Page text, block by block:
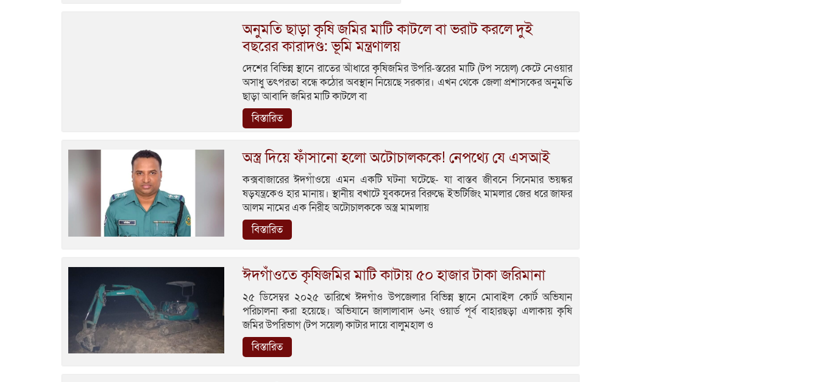
অনুমতি ছাড়া কৃষি জমির মাটি কাটলে বা ভরাট করলে দুই
বছরের কারাদণ্ড: ভূমি মন্ত্রণালয়
দেশের বিভিন্ন স্থানে রাতের আঁধারে কৃষিজমির উপরি-স্তরের মাটি (টপ সয়েল) কেটে নেওয়ার
অসাধু তৎপরতা বন্ধে কঠোর অবস্থান নিয়েছে সরকার। এখন থেকে জেলা প্রশাসকের অনুমতি
ছাড়া আবাদি জমির মাটি কাটলে বা
বিস্তারিত
অস্ত্র দিয়ে ফাঁসানো হলো অটোচালককে! নেপথ্যে যে এসআই
কক্সবাজারের ঈদগাঁওয়ে এমন একটি ঘটনা ঘটেছে- যা বাস্তব জীবনে সিনেমার ভয়ঙ্কর
ষড়যন্ত্রকেও হার মানায়। স্থানীয় বখাটে যুবকদের বিরুদ্ধে ইভটিজিং মামলার জের ধরে জাফর
আলম নামের এক নিরীহ অটোচালককে অস্ত্র মামলায়
বিস্তারিত
ঈদগাঁওতে কৃষিজমির মাটি কাটায় ৫০ হাজার টাকা জরিমানা
২৫ ডিসেম্বর ২০২৫ তারিখে ঈদগাঁও উপজেলার বিভিন্ন স্থানে মোবাইল কোর্ট অভিযান
পরিচালনা করা হয়েছে। অভিযানে জালালাবাদ ৬নং ওয়ার্ড পূর্ব বাহারছড়া এলাকায় কৃষি
জমির উপরিভাগ (টপ সয়েল) কাটার দায়ে বালুমহাল ও
বিস্তারিত